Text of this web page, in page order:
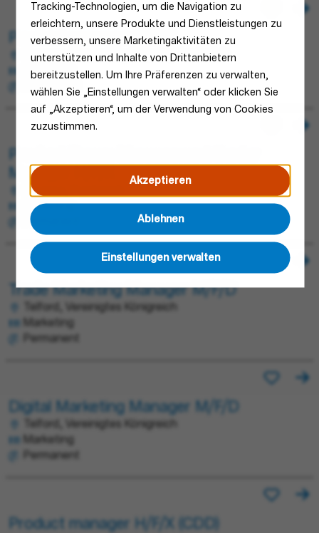
Tracking-Technologien, um die Navigation zu
erleichtern, unsere Produkte und Dienstleistungen zu
verbessern, unsere Marketingaktivitäten zu
unterstützen und Inhalte von Drittanbietern
bereitzustellen. Um Ihre Präferenzen zu verwalten,
wählen Sie „Einstellungen verwalten“ oder klicken Sie
auf „Akzeptieren“, um der Verwendung von Cookies
zuzustimmen.
Akzeptieren
Ablehnen
Einstellungen verwalten
Product manager H/F/X
Saverne, Frankreich; Obernai, Frankreich
Marketing
Permanent
Product Range Management Senior
Manager H/F/X
Saverne, Frankreich
Marketing
Permanent
Trade Marketing Manager M/F/D
Telford, Vereinigtes Königreich
Marketing
Permanent
Digital Marketing Manager M/F/D
Telford, Vereinigtes Königreich
Marketing
Permanent
Product manager H/F/X (CDD)